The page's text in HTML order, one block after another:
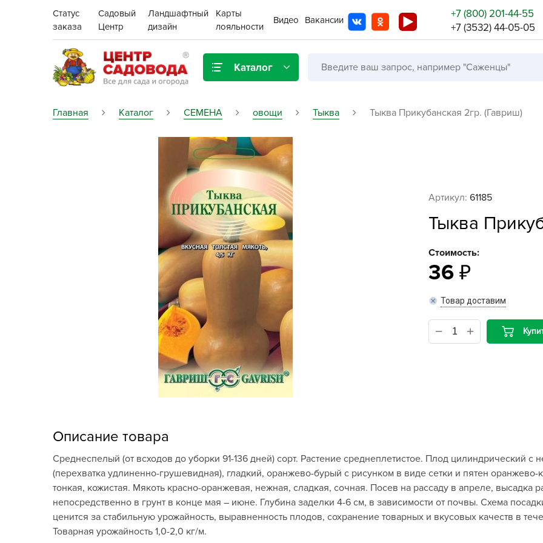
Статус
заказа
Садовый
Центр
Ландшафтный
дизайн
Карты
лояльности
Видео Вакансии
+7 (800) 201-44-55
+7 (3532) 44-05-05
Каталог
Газонная трава
Грунты, дренаж, мульча
Ёмкости для рассады и
Картофель семенной
Комнатные горшечные
многолетники Весна
Новогодняя продукция
Отдых в саду, пикник
Подарочные карты
Цена:
Поиск
Главная Каталог СЕМЕНА овощи Тыква Тыква Прикубанская 2гр. (Гавриш)
Артикул: 61185
Тыква
Стоимость:
36
Товар доставим
Описание товара
Среднеспелый (от всходов до уборки 91-136 дней) сорт. Растение среднеплетистое. Плод цилиндрический
(перехватка удлиненно-грушевидная), гладкий, оранжево-бурый с рисунком в виде сетки и пятен
тонкая, кожистая. Мякоть красно-оранжевая, нежная, сладкая, сочная. Посев на рассаду в апреле, высадка
непосредственно в грунт в конце мая – июне. Глубина заделки 4-6 см, в зависимости от почвы. Схема
ценится за стабильную урожайность, выравненность плодов, сохранение товарных и вкусовых качеств в
Товарная урожайность 1,0-2,0 кг/м.